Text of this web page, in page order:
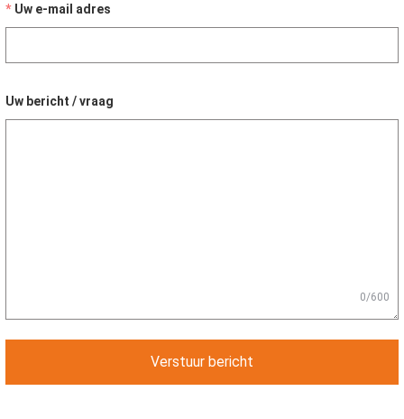
Uw e-mail adres
Uw bericht / vraag
0/600
Verstuur bericht